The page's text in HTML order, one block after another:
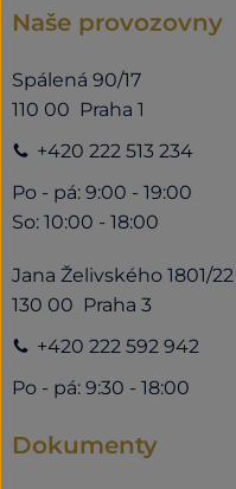
Naše provozovny
Spálená 90/17
110 00 Praha 1
+420 222 513 234
Po - pá: 9:00 - 19:00
So: 10:00 - 18:00
Jana Želivského 1801/22
130 00 Praha 3
+420 222 592 942
Po - pá: 9:30 - 18:00
Dokumenty